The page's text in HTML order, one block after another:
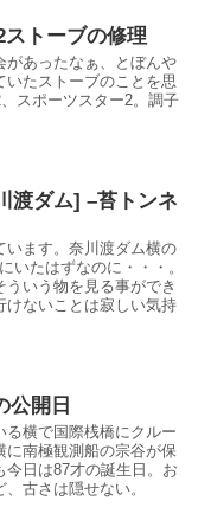
トーブの修理
があったなぁ、とぼんや
いたストーブのことを思
スポーツスター2。調子
渡ダム] –苔トンネ
います。奈川渡ダム横の
いたはずなのに・・・。
いう物を見る事ができ
けないことは寂しい気持
公開日
横で国際桟橋にクルー
に南極観測船の宗谷が保
日は87才の誕生日。お
古さは隠せない。